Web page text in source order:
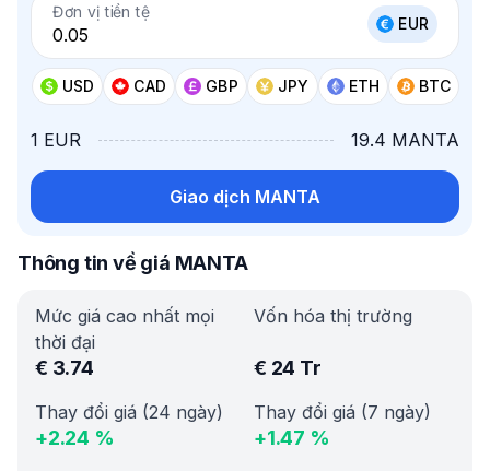
Đơn vị tiền tệ
EUR
USD CAD GBP JPY ETH BTC
1 EUR 19.4 MANTA
Giao dịch MANTA
Thông tin về giá MANTA
Mức giá cao nhất mọi
thời đại
€ 3.74
Vốn hóa thị trường
€ 24 Tr
Thay đổi giá (24 ngày)
+2.24 %
Thay đổi giá (7 ngày)
+1.47 %